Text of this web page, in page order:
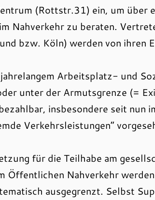
(Rottstr.31) ein, um über
Nahverkehr zu beraten.
bzw. Köln) werden von ihren
Arbeitsplatz- und
unter der Armutsgrenze (=
insbesondere seit nun
Verkehrsleistungen“
für die Teilhabe am
Öffentlichen Nahverkehr
ausgegrenzt. Selbst